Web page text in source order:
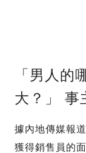
「男人的
大？」 事
據內地傳媒報
獲得銷售員的